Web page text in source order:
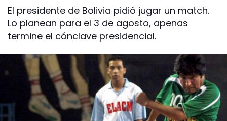
El presidente de Bolivia pidió jugar un match.
Lo planean para el 3 de agosto, apenas
termine el cónclave presidencial.